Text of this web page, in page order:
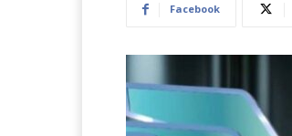
Facebook